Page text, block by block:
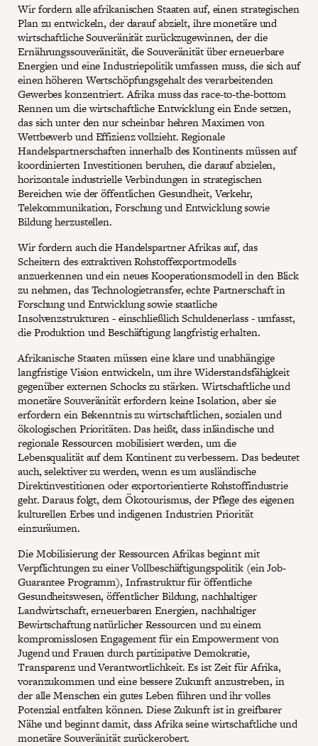
Wir fordern alle afrikanischen Staaten auf, einen strategischen
Plan zu entwickeln, der darauf abzielt, ihre monetäre und
wirtschaftliche Souveränität zurückzugewinnen, der die
Ernährungssouveränität, die Souveränität über erneuerbare
Energien und eine Industriepolitik umfassen muss, die sich auf
einen höheren Wertschöpfungsgehalt des verarbeitenden
Gewerbes konzentriert. Afrika muss das race-to-the-bottom
Rennen um die wirtschaftliche Entwicklung ein Ende setzen,
das sich unter den nur scheinbar hehren Maximen von
Wettbewerb und Effizienz vollzieht. Regionale
Handelspartnerschaften innerhalb des Kontinents müssen auf
koordinierten Investitionen beruhen, die darauf abzielen,
horizontale industrielle Verbindungen in strategischen
Bereichen wie der öffentlichen Gesundheit, Verkehr,
Telekommunikation, Forschung und Entwicklung sowie
Bildung herzustellen.
Wir fordern auch die Handelspartner Afrikas auf, das
Scheitern des extraktiven Rohstoffexportmodells
anzuerkennen und ein neues Kooperationsmodell in den Blick
zu nehmen, das Technologietransfer, echte Partnerschaft in
Forschung und Entwicklung sowie staatliche
Insolvenzstrukturen - einschließlich Schuldenerlass - umfasst,
die Produktion und Beschäftigung langfristig erhalten.
Afrikanische Staaten müssen eine klare und unabhängige
langfristige Vision entwickeln, um ihre Widerstandsfähigkeit
gegenüber externen Schocks zu stärken. Wirtschaftliche und
monetäre Souveränität erfordern keine Isolation, aber sie
erfordern ein Bekenntnis zu wirtschaftlichen, sozialen und
ökologischen Prioritäten. Das heißt, dass inländische und
regionale Ressourcen mobilisiert werden, um die
Lebensqualität auf dem Kontinent zu verbessern. Das bedeutet
auch, selektiver zu werden, wenn es um ausländische
Direktinvestitionen oder exportorientierte Rohstoffindustrie
geht. Daraus folgt, dem Ökotourismus, der Pflege des eigenen
kulturellen Erbes und indigenen Industrien Priorität
einzuräumen.
Die Mobilisierung der Ressourcen Afrikas beginnt mit
Verpflichtungen zu einer Vollbeschäftigungspolitik (ein Job-
Guarantee Programm), Infrastruktur für öffentliche
Gesundheitswesen, öffentlicher Bildung, nachhaltiger
Landwirtschaft, erneuerbaren Energien, nachhaltiger
Bewirtschaftung natürlicher Ressourcen und zu einem
kompromisslosen Engagement für ein Empowerment von
Jugend und Frauen durch partizipative Demokratie,
Transparenz und Verantwortlichkeit. Es ist Zeit für Afrika,
voranzukommen und eine bessere Zukunft anzustreben, in
der alle Menschen ein gutes Leben führen und ihr volles
Potenzial entfalten können. Diese Zukunft ist in greifbarer
Nähe und beginnt damit, dass Afrika seine wirtschaftliche und
monetäre Souveränität zurückerobert.